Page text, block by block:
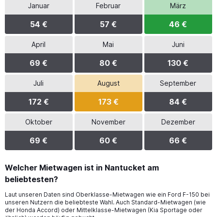
Januar
54 €
Februar
57 €
März
46 €
April
69 €
Mai
80 €
Juni
130 €
Juli
172 €
August
173 €
September
84 €
Oktober
69 €
November
60 €
Dezember
66 €
Welcher Mietwagen ist in Nantucket am
beliebtesten?
Laut unseren Daten sind Oberklasse-Mietwagen wie ein Ford F-150 bei
unseren Nutzern die beliebteste Wahl. Auch Standard-Mietwagen (wie
der Honda Accord) oder Mittelklasse-Mietwagen (Kia Sportage oder